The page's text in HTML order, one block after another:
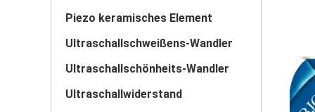
Piezo keramisches Element
Ultraschallschweißens-Wandler
Ultraschallschönheits-Wandler
Ultraschallwiderstand